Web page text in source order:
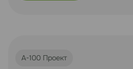
А-100 Проект